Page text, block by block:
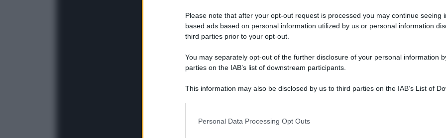
Please note that after your opt-out request is processed you may continue seeing
based ads based on personal information utilized by us or personal information
third parties prior to your opt-out.
You may separately opt-out of the further disclosure of your personal information
parties on the IAB’s list of downstream participants.
This information may also be disclosed by us to third parties on the IAB’s List of
information including but not limited to your visit or usage behaviour. You may
Personal Data Processing Opt Outs